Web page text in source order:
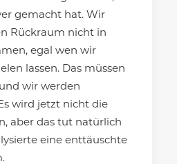
gemacht hat. Wir
Rückraum nicht in
egal wen wir
lassen. Das müssen
wir werden
wird jetzt nicht die
aber das tut natürlich
eine enttäuschte